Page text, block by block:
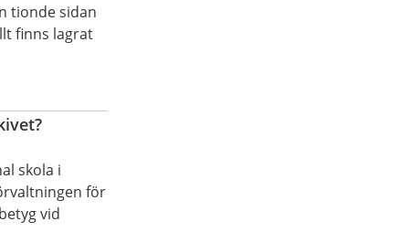
tionde sidan
finns lagrat
skola i
för
vid